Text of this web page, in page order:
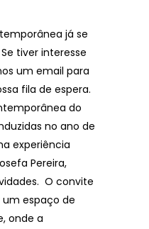
já se
tiver interesse
um email para
fila de espera.
do
no ano de
experiência
Pereira,
O convite
espaço de
onde a